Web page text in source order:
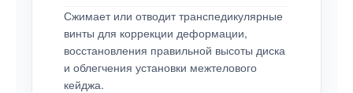
Сжимает или отводит транспедикулярные
винты для коррекции деформации,
восстановления правильной высоты диска
и облегчения установки межтелового
кейджа.